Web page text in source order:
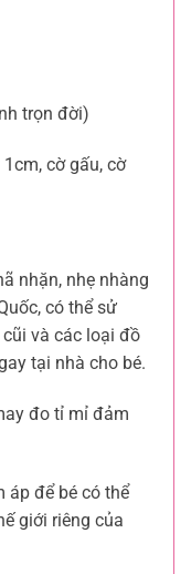
trọn đời)
cờ gấu, cờ
nhặn, nhẹ nhàng
có thể sử
và các loại đồ
tại nhà cho bé.
đo tỉ mỉ đảm
áp để bé có thể
giới riêng của